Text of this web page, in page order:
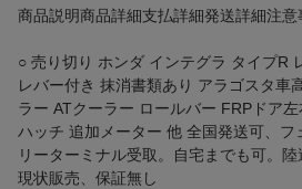
商品説明商品詳細支払詳細発送詳細注意
○ 売り切り ホンダ インテグラ タイプR
レバー付き 抹消書類あり アラゴスタ車
ラー ATクーラー ロールバー FRPドア
ハッチ 追加メーター 他 全国発送可、フ
リーターミナル受取。自宅までも可。陸
現状販売、保証無し